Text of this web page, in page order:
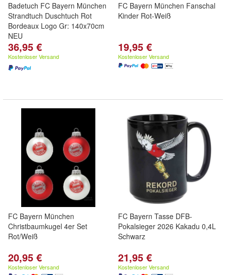
Badetuch FC Bayern München
Strandtuch Duschtuch Rot
Bordeaux Logo Gr: 140x70cm
NEU
36,95 €
Kostenloser Versand
FC Bayern München Fanschal
Kinder Rot-Weiß
19,95 €
Kostenloser Versand
FC Bayern München
Christbaumkugel 4er Set
Rot/Weiß
20,95 €
Kostenloser Versand
FC Bayern Tasse DFB-
Pokalsieger 2026 Kakadu 0,4L
Schwarz
21,95 €
Kostenloser Versand